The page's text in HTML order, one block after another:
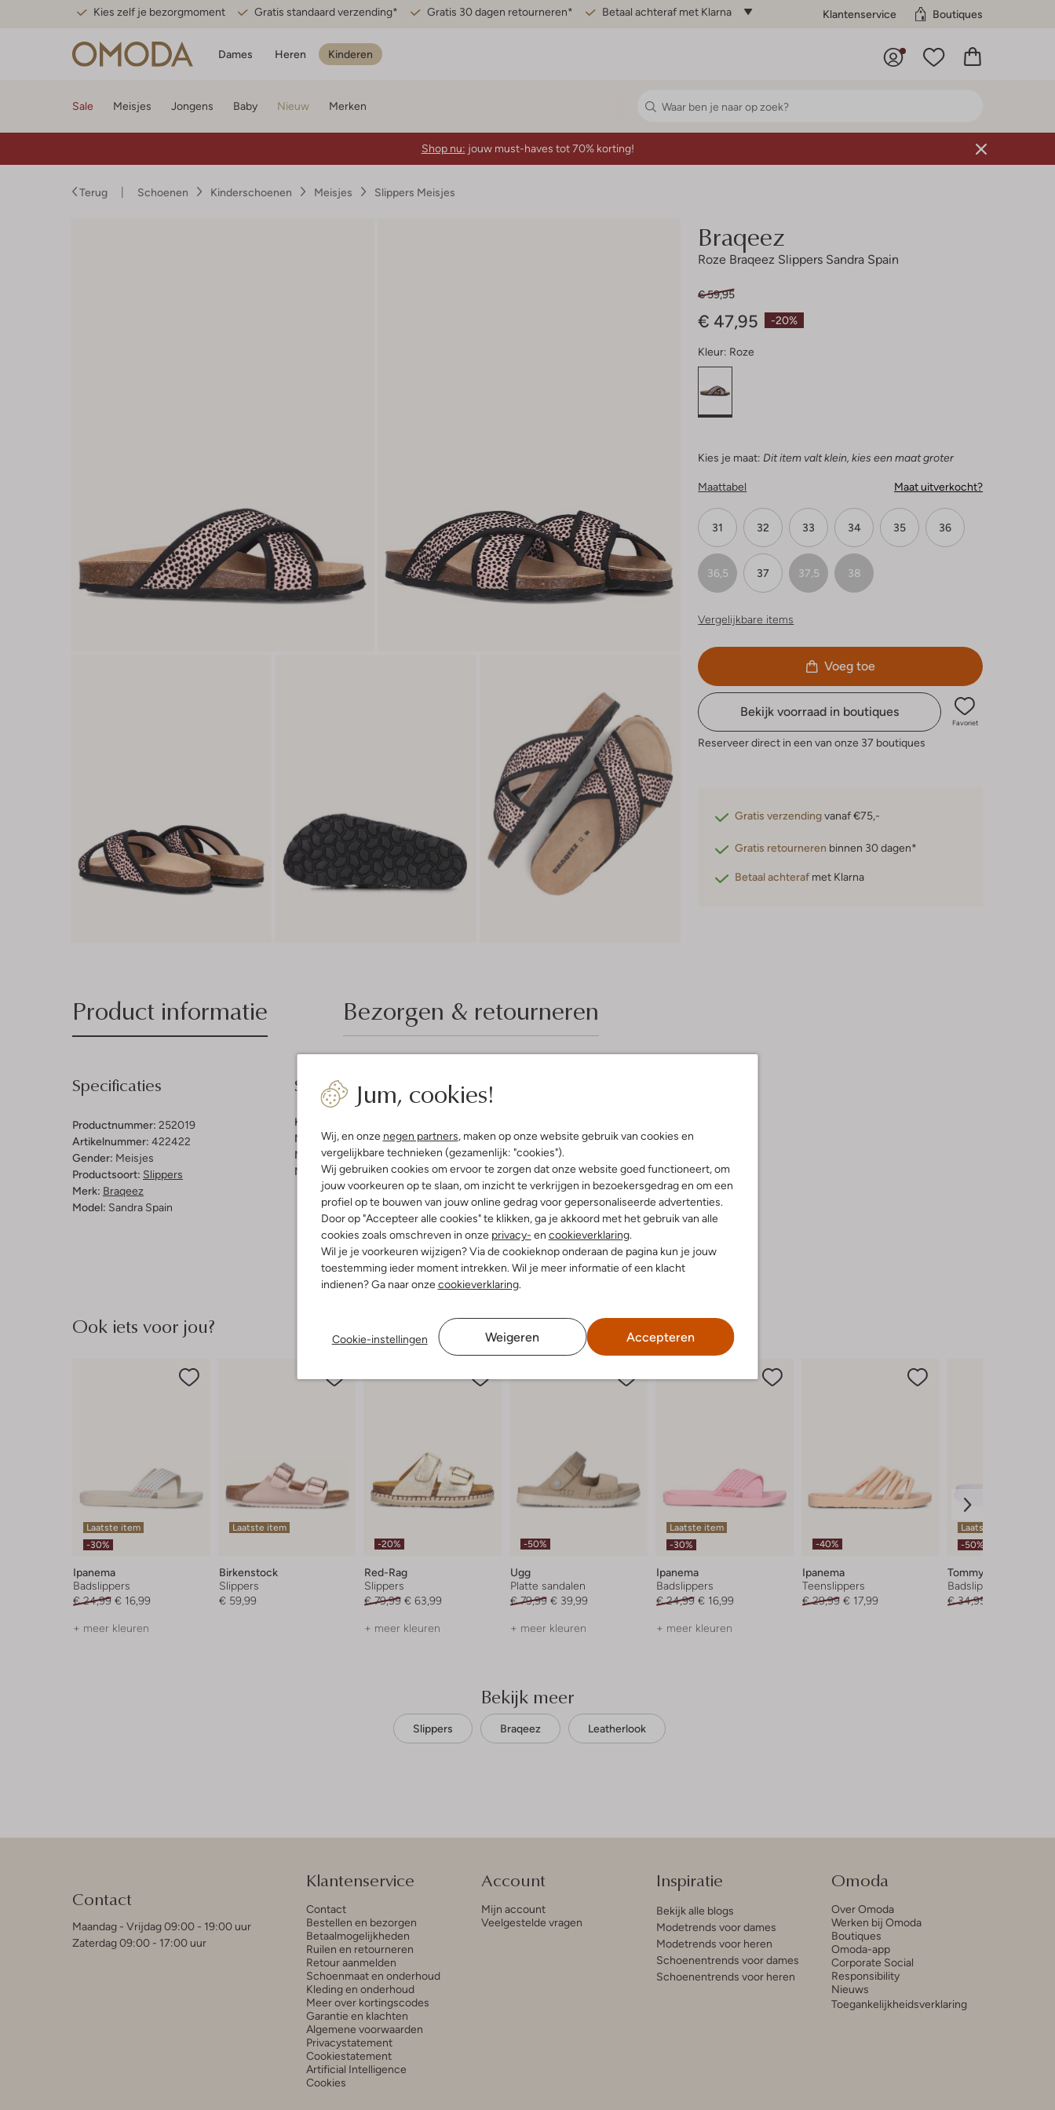
Kies zelf je bezorgmoment Gratis standaard verzending* Gratis 30 dagen retourneren* Betaal achteraf met Klarna Klantenservice Boutiques
Dames Heren Kinderen
Jum, cookies!
Wij, en onze negen partners, maken op onze website gebruik van cookies en
vergelijkbare technieken (gezamenlijk: "cookies").
Wij gebruiken cookies om ervoor te zorgen dat onze website goed functioneert, om
jouw voorkeuren op te slaan, om inzicht te verkrijgen in bezoekersgedrag en om een
profiel op te bouwen van jouw online gedrag voor gepersonaliseerde advertenties.
Door op "Accepteer alle cookies" te klikken, ga je akkoord met het gebruik van alle
cookies zoals omschreven in onze privacy- en cookieverklaring.
Wil je je voorkeuren wijzigen? Via de cookieknop onderaan de pagina kun je jouw
toestemming ieder moment intrekken. Wil je meer informatie of een klacht
indienen? Ga naar onzecookieverklaring.
Cookie-instellingen Weigeren Accepteren
Sale Meisjes Jongens Baby Nieuw Merken
Shop nu: jouw must-haves tot 70% korting!
Terug Schoenen Kinderschoenen Meisjes Slippers Meisjes
Braqeez
Roze Braqeez Slippers Sandra Spain
-20%
€ 59,95
€ 47,95
Kleur: Roze
Kies je maat: Dit item valt klein, kies een maat groter
Maattabel Maat uitverkocht?
31 32 33 34 35 36
36,5 37 37,5 38
Vergelijkbare items
Voeg toe
Bekijk voorraad in boutiques
Favoriet
Reserveer direct in een van onze 37 boutiques
Gratis verzendingvanaf €75,-
Gratis retourneren binnen 30 dagen*
Betaal achteraf met Klarna
Product informatie Bezorgen & retourneren
Specificaties
Productnummer: 252019
Artikelnummer: 422422
Gender: Meisjes
Productsoort: Slippers
Merk: Braqeez
Model: Sandra Spain
Samenstelling & Pasvorm
Kleur:
Materiaal buitenkant:Leatherlook
Materiaal binnenkant:Leatherlook
Materiaal zool:Rubber
Ook iets voor jou?
Laatste item
-30%
Ipanema
Badslippers
€ 24,99 € 16,99
+ meer kleuren
Laatste item
Birkenstock
Slippers
€ 59,99
-20%
Red-Rag
Slippers
€ 79,99 € 63,99
+ meer kleuren
-50%
Ugg
Platte sandalen
€ 79,99 € 39,99
+ meer kleuren
Laatste item
-30%
Ipanema
Badslippers
€ 24,99 € 16,99
+ meer kleuren
-40%
Ipanema
Teenslippers
€ 29,99 € 17,99
Laatste item
-50%
Tommy Hilfiger
Badslippers
€ 34,95
Bekijk meer
Slippers Braqeez Leatherlook
Contact
Maandag - Vrijdag 09:00 - 19:00 uur
Zaterdag 09:00 - 17:00 uur
Klantenservice
Contact
Bestellen en bezorgen
Betaalmogelijkheden
Ruilen en retourneren
Retour aanmelden
Schoenmaat en onderhoud
Kleding en onderhoud
Meer over kortingscodes
Garantie en klachten
Algemene voorwaarden
Privacystatement
Cookiestatement
Artificial Intelligence
Cookies
Account
Mijn account
Veelgestelde vragen
Inspiratie
Bekijk alle blogs
Modetrends voor dames
Modetrends voor heren
Schoenentrends voor dames
Schoenentrends voor heren
Omoda
Over Omoda
Werken bij Omoda
Boutiques
Omoda-app
Corporate Social
Responsibility
Nieuws
Toegankelijkheidsverklaring